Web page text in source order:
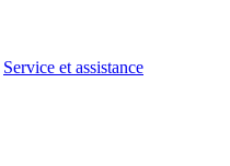
Service et assistance